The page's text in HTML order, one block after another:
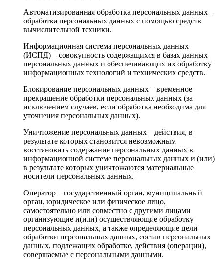
Автоматизированная обработка персональных данных –
обработка персональных данных с помощью средств
вычислительной техники.
Информационная система персональных данных
(ИСПД) – совокупность содержащихся в базах данных
персональных данных и обеспечивающих их обработку
информационных технологий и технических средств.
Блокирование персональных данных – временное
прекращение обработки персональных данных (за
исключением случаев, если обработка необходима для
уточнения персональных данных).
Уничтожение персональных данных – действия, в
результате которых становится невозможным
восстановить содержание персональных данных в
информационной системе персональных данных и (или)
в результате которых уничтожаются материальные
носители персональных данных.
Оператор – государственный орган, муниципальный
орган, юридическое или физическое лицо,
самостоятельно или совместно с другими лицами
организующие и(или) осуществляющие обработку
персональных данных, а также определяющие цели
обработки персональных данных, состав персональных
данных, подлежащих обработке, действия (операции),
совершаемые с персональными данными.